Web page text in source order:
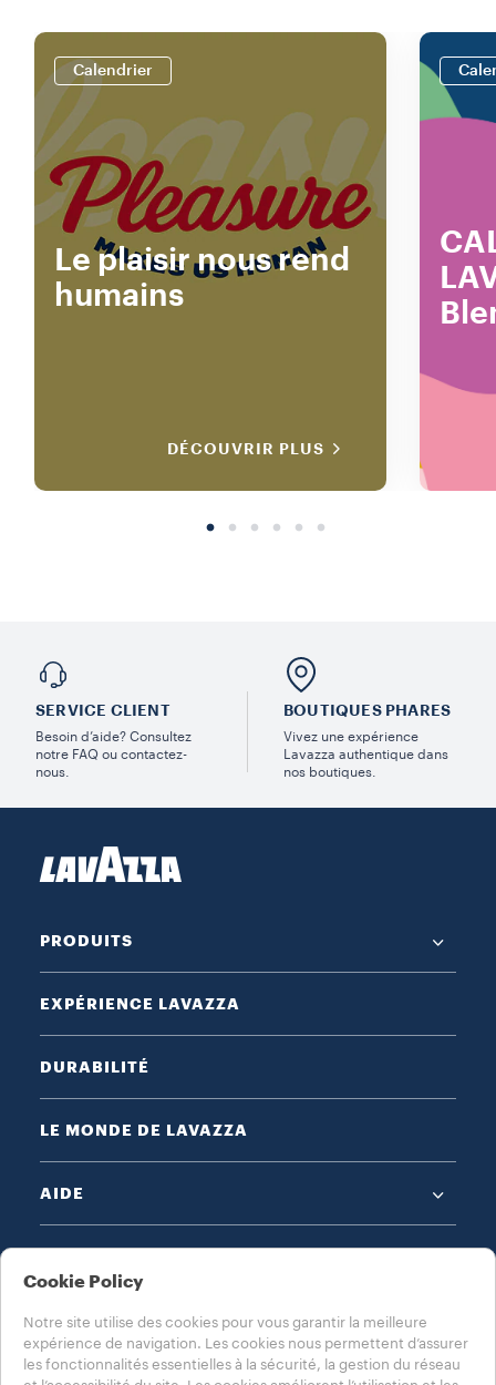
Calendrier
Le plaisir nous rend
humains
DÉCOUVRIR PLUS
SERVICE CLIENT
Besoin d’aide? Consultez
notre FAQ ou contactez-
nous.
BOUTIQUES PHARES
Vivez une expérience
Lavazza authentique dans
nos boutiques.
PRODUITS
EXPÉRIENCE LAVAZZA
DURABILITÉ
LE MONDE DE LAVAZZA
AIDE
Cookie Policy
Notre site utilise des cookies pour vous garantir la meilleure
expérience de navigation. Les cookies nous permettent d’assurer
les fonctionnalités essentielles à la sécurité, la gestion du réseau